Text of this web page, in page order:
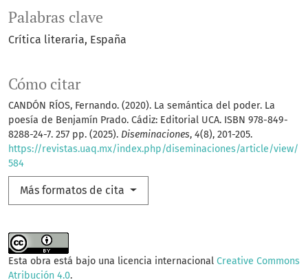
Palabras clave
Crítica literaria España
Cómo citar
CANDÓN RÍOS, Fernando. (2020). La semántica del poder. La
poesía de Benjamín Prado. Cádiz: Editorial UCA. ISBN 978-849-
8288-24-7. 257 pp. (2025). Diseminaciones, 4(8), 201-205.
https://revistas.uaq.mx/index.php/diseminaciones/article/view/
584
Más formatos de cita
Esta obra está bajo una licencia internacional Creative Commons
Atribución 4.0.